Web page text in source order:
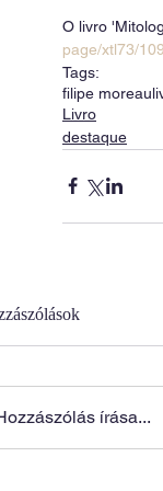
O livro
page/xtl73/
Tags:
filipe moreau
Livro
destaque
írása...